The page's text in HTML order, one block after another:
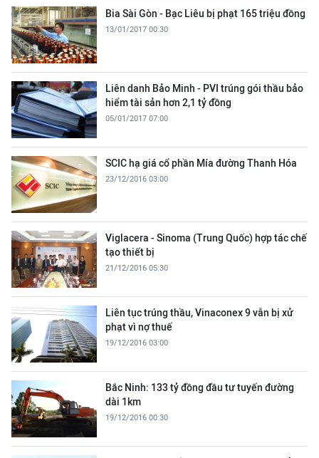
Bia Sài Gòn - Bạc Liêu bị phạt 165 triệu đồng
13/01/2017 00:30
Liên danh Bảo Minh - PVI trúng gói thầu bảo
hiểm tài sản hơn 2,1 tỷ đồng
05/01/2017 07:00
SCIC hạ giá cổ phần Mía đường Thanh Hóa
23/12/2016 03:00
Viglacera - Sinoma (Trung Quốc) hợp tác chế
tạo thiết bị
21/12/2016 05:30
Liên tục trúng thầu, Vinaconex 9 vẫn bị xử
phạt vì nợ thuế
19/12/2016 03:00
Bắc Ninh: 133 tỷ đồng đầu tư tuyến đường
dài 1km
19/12/2016 00:30